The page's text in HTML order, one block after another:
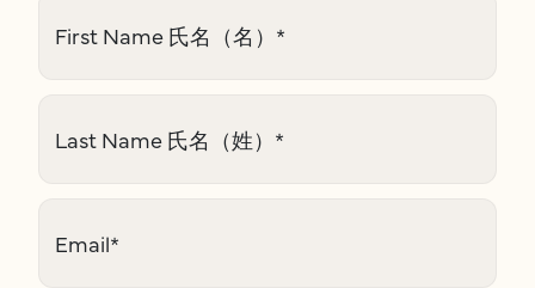
First Name 氏名（名） *
Last Name 氏名（姓） *
Email*